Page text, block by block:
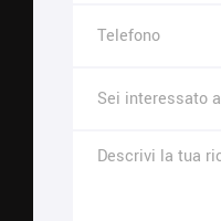
Sei interessato a